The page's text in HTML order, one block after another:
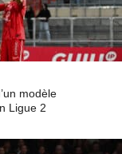
modèle
Ligue 2